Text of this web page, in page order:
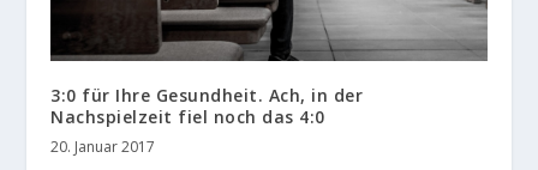
3:0 für Ihre Gesundheit. Ach, in der
Nachspielzeit fiel noch das 4:0
20. Januar 2017